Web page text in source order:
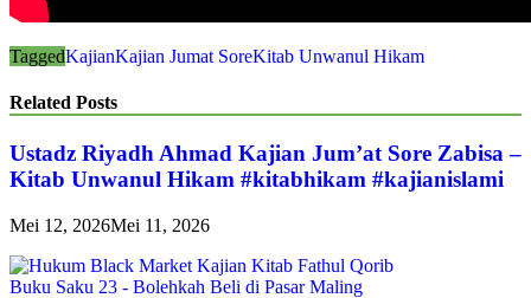
TaggedKajianKajian Jumat SoreKitab Unwanul Hikam
Related Posts
Ustadz Riyadh Ahmad Kajian Jum’at Sore Zabisa –
Kitab Unwanul Hikam #kitabhikam #kajianislami
Mei 12, 2026Mei 11, 2026